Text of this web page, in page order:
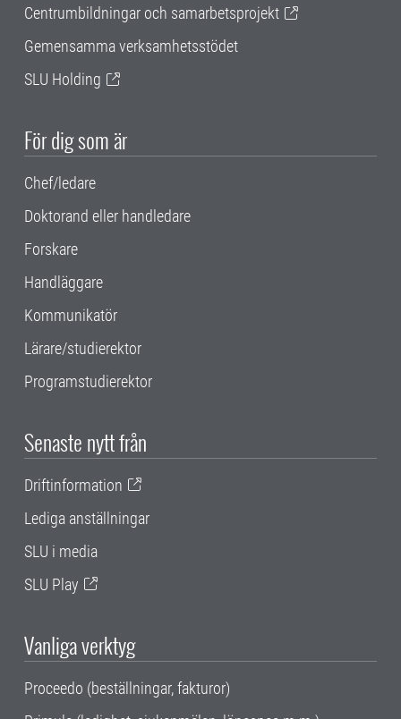
Centrumbildningar och samarbetsprojekt
Gemensamma verksamhetsstödet
SLU Holding
För dig som är
Chef/ledare
Doktorand eller handledare
Forskare
Handläggare
Kommunikatör
Lärare/studierektor
Programstudierektor
Senaste nytt från
Driftinformation
Lediga anställningar
SLU i media
SLU Play
Vanliga verktyg
Proceedo (beställningar, fakturor)